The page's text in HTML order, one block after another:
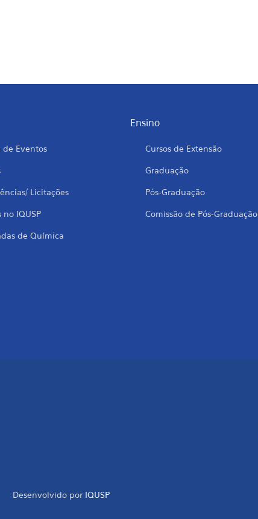
de Eventos
Licitações
no IQUSP
de Química
Ensino
Cursos de Extensão
Graduação
Pós-Graduação
Comissão de Pós-Graduação
Desenvolvido por IQUSP